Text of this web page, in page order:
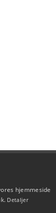
hjemmeside
Detaljer